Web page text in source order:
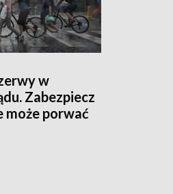
w
Zabezpiecz
może porwać